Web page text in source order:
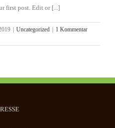
first post. Edit or [...]
Uncategorized
1 Kommentar